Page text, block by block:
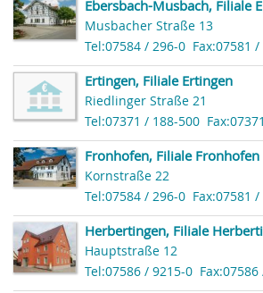
Ebersbach-Musbach, Filiale
Musbacher Straße 13
Tel:07584 / 296-0 Fax:07581
Ertingen, Filiale Ertingen
Riedlinger Straße 21
Tel:07371 / 188-500
Fronhofen, Filiale Fronhofen
Kornstraße 22
Tel:07584 / 296-0 Fax:07581
Herbertingen, Filiale
Hauptstraße 12
Tel:07586 / 9215-0